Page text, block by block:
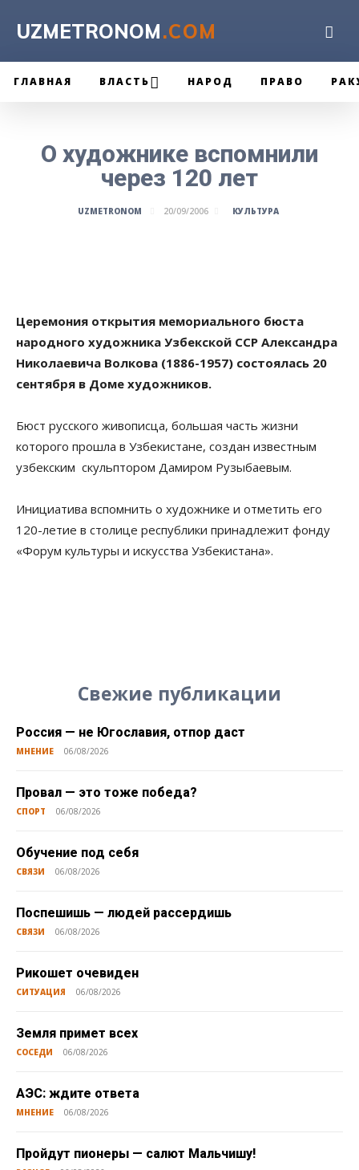
UZMETRONOM.COM
ГЛАВНАЯ ВЛАСТЬ НАРОД ПРАВО
О художнике вспомнили
через 120 лет
UZMETRONOM 20/09/2006 КУЛЬТУРА
Церемония открытия мемориального бюста
народного художника Узбекской ССР Александра
Николаевича Волкова (1886-1957) состоялась 20
сентября в Доме художников.
Бюст русского живописца, большая часть жизни
которого прошла в Узбекистане, создан известным
узбекским скульптором Дамиром Рузыбаевым.
Инициатива вспомнить о художнике и отметить его
120-летие в столице республики принадлежит фонду
«Форум культуры и искусства Узбекистана».
Свежие публикации
Россия — не Югославия, отпор даст
МНЕНИЕ 06/08/2026
Провал — это тоже победа?
СПОРТ 06/08/2026
Обучение под себя
СВЯЗИ 06/08/2026
Поспешишь — людей рассердишь
СВЯЗИ 06/08/2026
Рикошет очевиден
СИТУАЦИЯ 06/08/2026
Земля примет всех
СОСЕДИ 06/08/2026
АЭС: ждите ответа
МНЕНИЕ 06/08/2026
Пройдут пионеры — салют Мальчишу!